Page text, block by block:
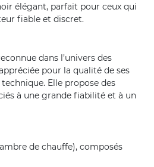
élégant, parfait pour ceux qui
fiable et discret.
dans l’univers des
pour la qualité de ses
Elle propose des
à une grande fiabilité et à un
de chauffe), composés